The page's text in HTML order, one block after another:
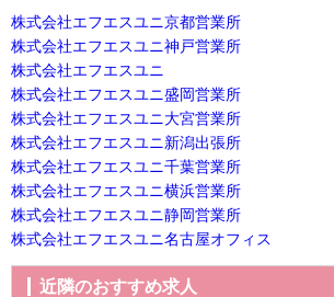
株式会社エフエスユニ
住所
大阪府吹田市江の木町27-15 [地図]
最寄り駅1
江坂
最寄り駅2
東三国
最寄り駅3
株式会社エフエスユニ京都営業所
株式会社エフエスユニ神戸営業所
株式会社エフエスユニ
株式会社エフエスユニ盛岡営業所
株式会社エフエスユニ大宮営業所
株式会社エフエスユニ新潟出張所
株式会社エフエスユニ千葉営業所
株式会社エフエスユニ横浜営業所
株式会社エフエスユニ静岡営業所
株式会社エフエスユニ名古屋オフィス
近隣のおすすめ求人